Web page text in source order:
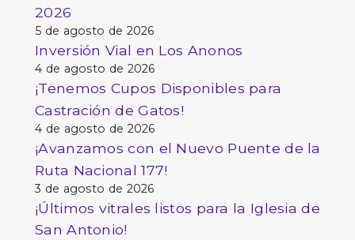
2026
5 de agosto de 2026
Inversión Vial en Los Anonos
4 de agosto de 2026
¡Tenemos Cupos Disponibles para
Castración de Gatos!
4 de agosto de 2026
¡Avanzamos con el Nuevo Puente de la
Ruta Nacional 177!
3 de agosto de 2026
¡Últimos vitrales listos para la Iglesia de
San Antonio!